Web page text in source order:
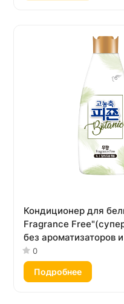
Кондиционер для
Fragrance
без ароматизаторов
1 л0
Подробнее